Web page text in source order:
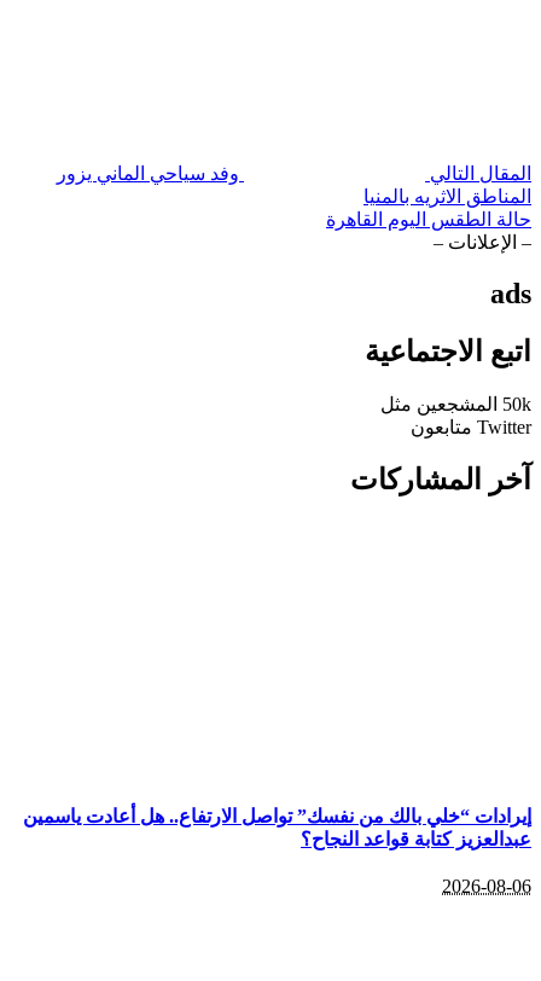
المقال التالي
وفد سياحي الماني يزور
المناطق الاثريه بالمنيا
حالة الطقس اليوم القاهرة
– الإعلانات –
ads
اتبع الاجتماعية
50k المشجعين مثل
Twitter متابعون
آخر المشاركات
إيرادات “خلي بالك من نفسك” تواصل الارتفاع.. هل أعادت ياسمين
عبدالعزيز كتابة قواعد النجاح؟
2026-08-06